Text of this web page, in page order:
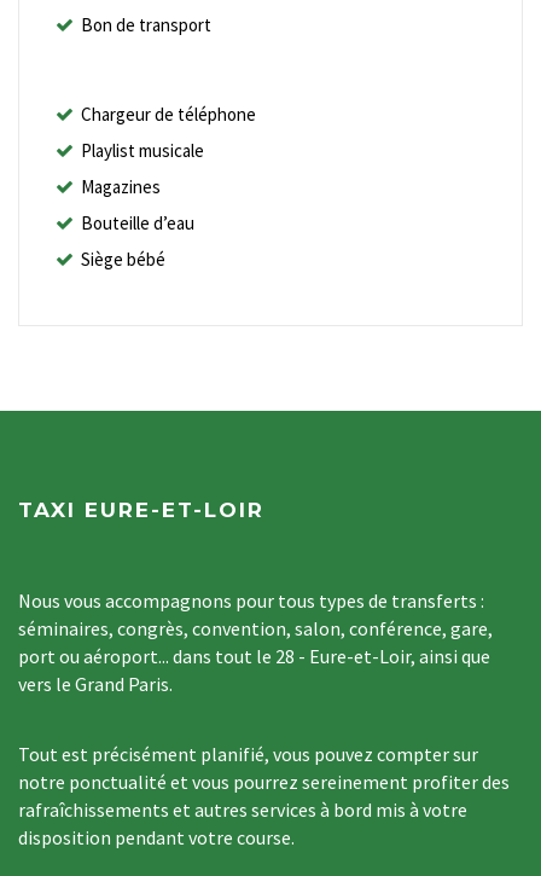
Bon de transport
Chargeur de téléphone
Playlist musicale
Magazines
Bouteille d’eau
Siège bébé
TAXI EURE-ET-LOIR
Nous vous accompagnons pour tous types de transferts :
séminaires, congrès, convention, salon, conférence, gare,
port ou aéroport... dans tout le 28 - Eure-et-Loir, ainsi que
vers le Grand Paris.
Tout est précisément planifié, vous pouvez compter sur
notre ponctualité et vous pourrez sereinement profiter des
rafraîchissements et autres services à bord mis à votre
disposition pendant votre course.